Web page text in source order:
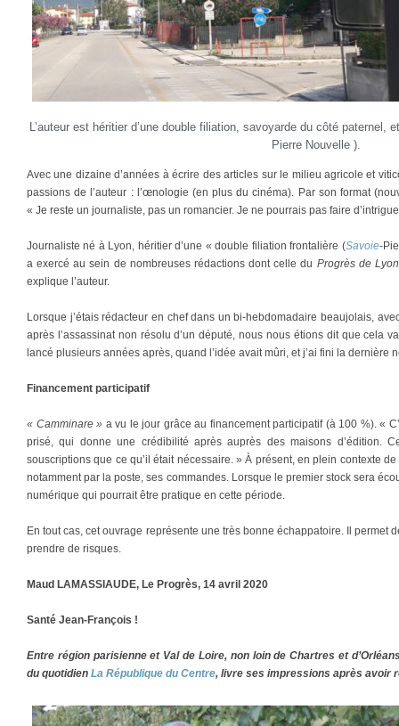
L’auteur est héritier d’une double filiation, savoyarde du côté
Pierre Nouvelle ).
Avec une dizaine d’années à écrire des articles sur le milieu agricole et
passions de l’auteur : l’œnologie (en plus du cinéma). Par son format
« Je reste un journaliste, pas un romancier. Je ne pourrais pas faire
Journaliste né à Lyon, héritier d’une « double filiation frontalière (Savoie-
a exercé au sein de nombreuses rédactions dont celle du Progrès de Lyon
explique l’auteur.
Lorsque j’étais rédacteur en chef dans un bi-hebdomadaire beaujolais,
après l’assassinat non résolu d’un député, nous nous étions dit que cela
lancé plusieurs années après, quand l’idée avait mûri, et j’ai fini la dernière
Financement participatif
« Camminare » a vu le jour grâce au financement participatif (à 100 %). «
prisé, qui donne une crédibilité après auprès des maisons d’édition.
souscriptions que ce qu’il était nécessaire. » À présent, en plein contexte
notamment par la poste, ses commandes. Lorsque le premier stock sera
numérique qui pourrait être pratique en cette période.
En tout cas, cet ouvrage représente une très bonne échappatoire. Il permet
prendre de risques.
Maud LAMASSIAUDE, Le Progrès, 14 avril 2020
Santé Jean-François !
Entre région parisienne et Val de Loire, non loin de Chartres et
du quotidien La République du Centre, livre ses impressions après avoir